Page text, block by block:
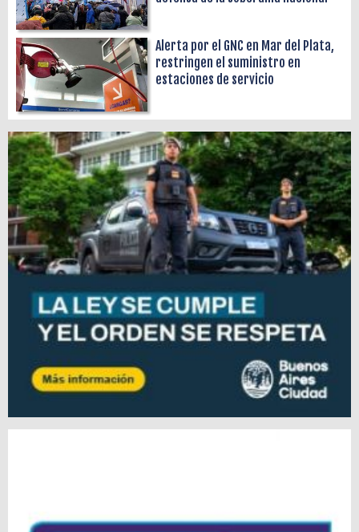
Alerta por el GNC en Mar del Plata,
restringen el suministro en
estaciones de servicio